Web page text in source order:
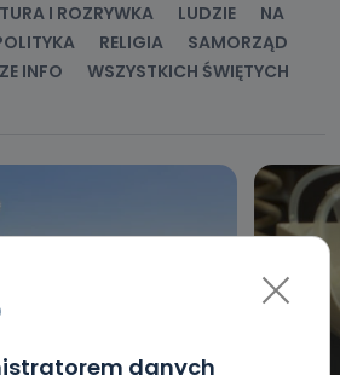
danych
I ROZRYWKA LUDZIE
NA
RELIGIA
SAMORZĄD
INFO
WSZYSTKICH ŚWIĘTYCH